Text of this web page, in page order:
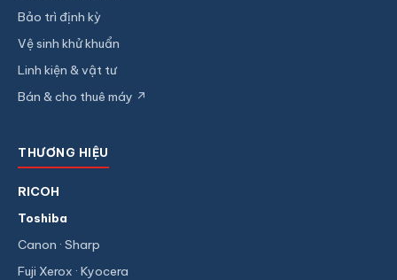
Bảo trì định kỳ
Vệ sinh khử khuẩn
Linh kiện & vật tư
Bán & cho thuê máy ↗
THƯƠNG HIỆU
RICOH
Toshiba
Canon · Sharp
Fuji Xerox · Kyocera